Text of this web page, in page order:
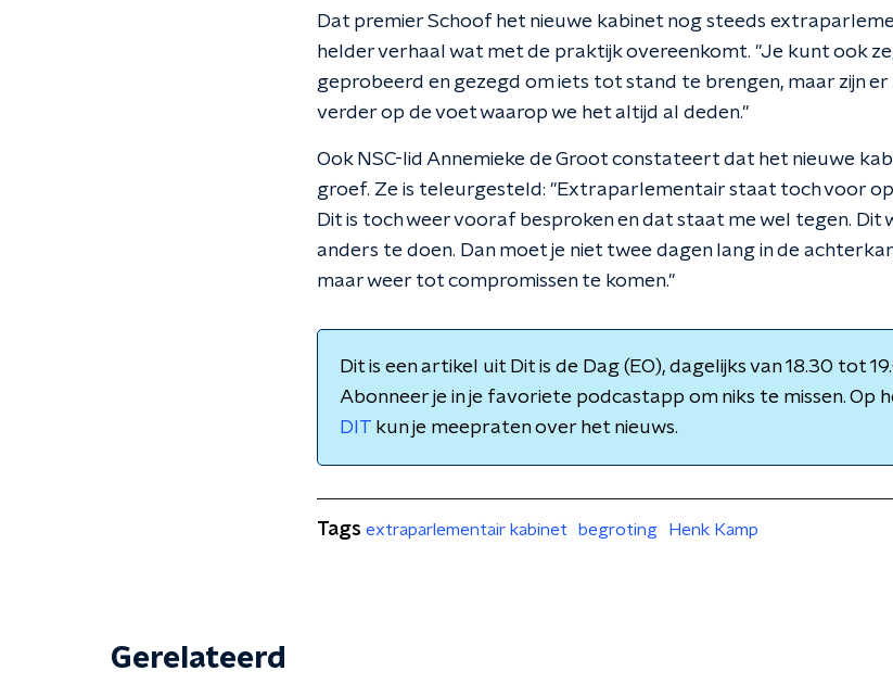
Dat premier Schoof het nieuwe kabinet nog steeds
helder verhaal wat met de praktijk overeenkomt. "Je kunt ook
geprobeerd en gezegd om iets tot stand te brengen, maar zijn
verder op de voet waarop we het altijd al deden."
Ook NSC-lid Annemieke de Groot constateert dat het nieuwe
groef. Ze is teleurgesteld: "Extraparlementair staat toch voor
Dit is toch weer vooraf besproken en dat staat me wel tegen. Dit
anders te doen. Dan moet je niet twee dagen lang in de
maar weer tot compromissen te komen."
Dit is een artikel uit Dit is de Dag (EO), dagelijks van 18.30 tot
Abonneer je in je favoriete podcastapp om niks te missen. Op
DIT kun je meepraten over het nieuws.
Tags extraparlementair kabinet begroting Henk Kamp
Gerelateerd